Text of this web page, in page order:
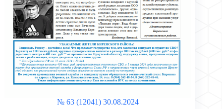
№ 63 (12041) 30.08.2024